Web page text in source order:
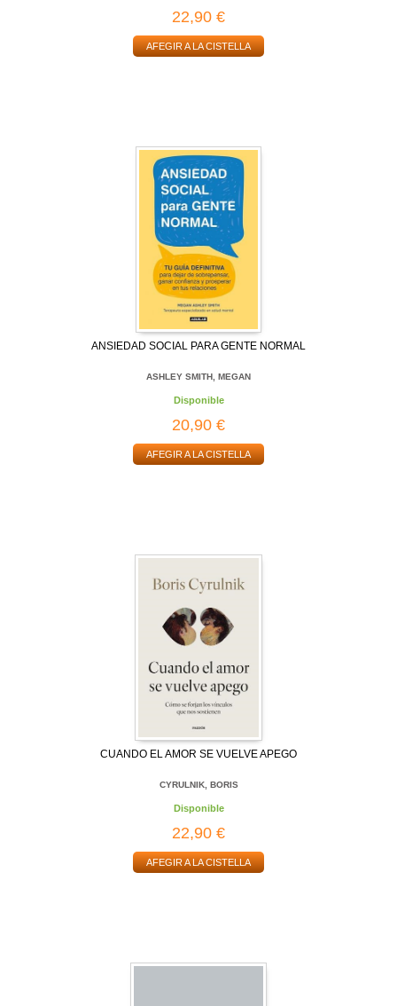
22,90 €
AFEGIR A LA CISTELLA
ANSIEDAD SOCIAL PARA GENTE NORMAL
ASHLEY SMITH, MEGAN
Disponible
20,90 €
AFEGIR A LA CISTELLA
CUANDO EL AMOR SE VUELVE APEGO
CYRULNIK, BORIS
Disponible
22,90 €
AFEGIR A LA CISTELLA